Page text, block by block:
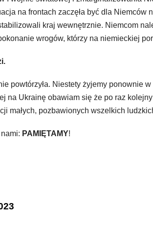
na frontach zaczęła być dla Niemców
kraj wewnętrznie. Niemcom
wrogów, którzy na niemieckiej
powtórzyła. Niestety żyjemy ponownie
na Ukrainę obawiam się że po raz
małych, pozbawionych wszelkich
PAMIĘTAMY!